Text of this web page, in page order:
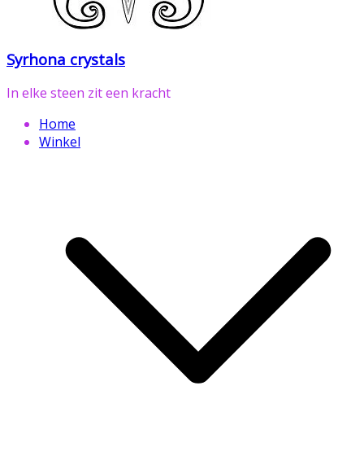
Syrhona crystals
In elke steen zit een kracht
Home
Winkel